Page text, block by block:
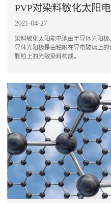
PVP对染料敏化太阳
2021-04-27
染料敏化太阳能电池由半导体光阳
导体光阳极是由粘附在导电玻璃上
颗粒上的光敏染料构成。